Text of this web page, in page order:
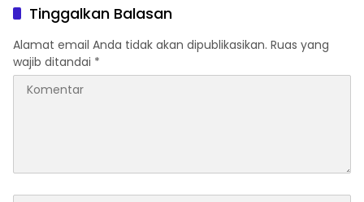
Tinggalkan Balasan
Alamat email Anda tidak akan dipublikasikan. Ruas yang
wajib ditandai *